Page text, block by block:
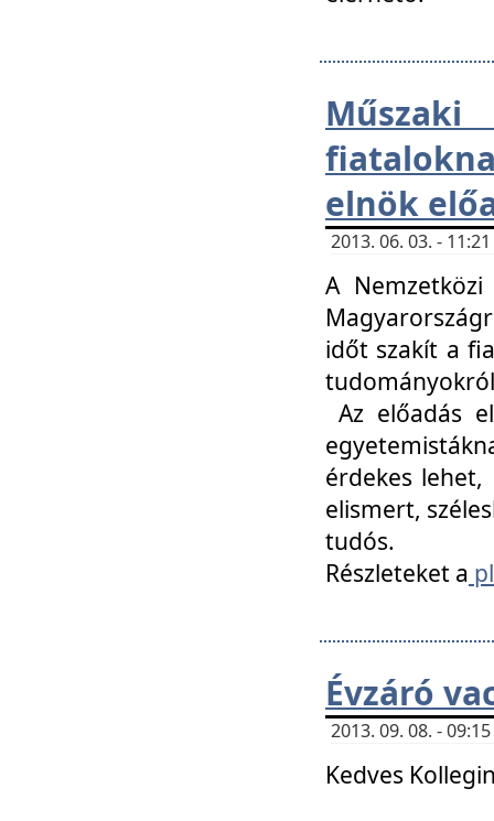
elnök
2013. 06. 03. -
A
időt szakít a
Az előadás
érdekes lehet,
elismert,
tudós.
Részleteket a
Évzáró
2013. 09. 08. -
Kedves